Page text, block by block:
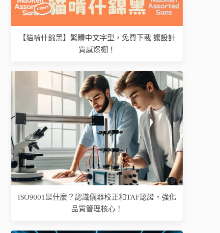
【貓啃什錦黑】繁體中文字型，免費下載 讓設計
質感爆棚！
ISO9001是什麼？認識儀器校正和TAF認證，強化
品質管理核心！